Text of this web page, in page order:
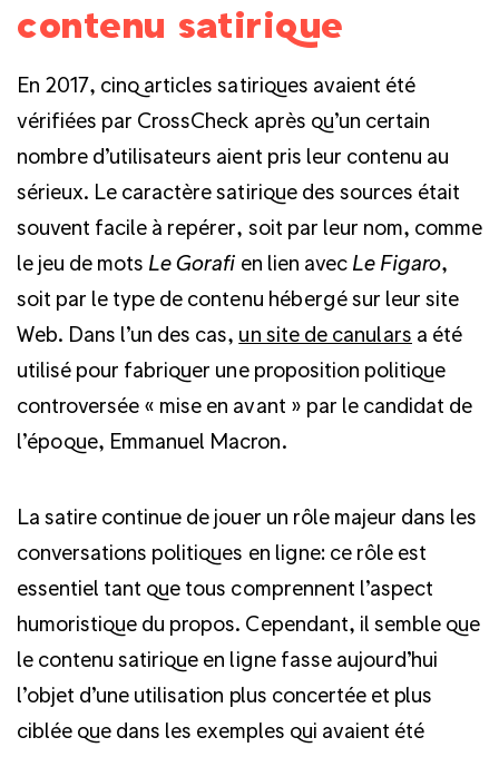
contenu satirique
En 2017, cinq articles satiriques avaient été
vérifiées par CrossCheck après qu’un certain
nombre d’utilisateurs aient pris leur contenu au
sérieux. Le caractère satirique des sources était
souvent facile à repérer, soit par leur nom, comme
le jeu de mots Le Gorafi en lien avec Le Figaro,
soit par le type de contenu hébergé sur leur site
Web. Dans l’un des cas, un site de canulars a été
utilisé pour fabriquer une proposition politique
controversée « mise en avant » par le candidat de
l’époque, Emmanuel Macron.
La satire continue de jouer un rôle majeur dans les
conversations politiques en ligne: ce rôle est
essentiel tant que tous comprennent l’aspect
humoristique du propos. Cependant, il semble que
le contenu satirique en ligne fasse aujourd’hui
l’objet d’une utilisation plus concertée et plus
ciblée que dans les exemples qui avaient été